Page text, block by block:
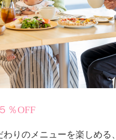
％OFF
りのメニューを楽しめる、